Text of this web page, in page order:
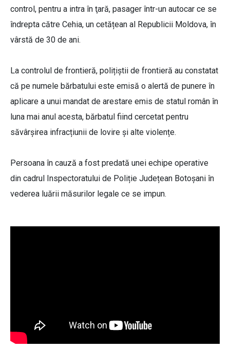
control, pentru a intra în ţară, pasager într-un autocar ce se
îndrepta către Cehia, un cetățean al Republicii Moldova, în
vârstă de 30 de ani.
La controlul de frontieră, polițiștii de frontieră au constatat
că pe numele bărbatului este emisă o alertă de punere în
aplicare a unui mandat de arestare emis de statul român în
luna mai anul acesta, bărbatul fiind cercetat pentru
săvârșirea infracțiunii de lovire și alte violențe.
Persoana în cauză a fost predată unei echipe operative
din cadrul Inspectoratului de Poliție Județean Botoșani în
vederea luării măsurilor legale ce se impun.